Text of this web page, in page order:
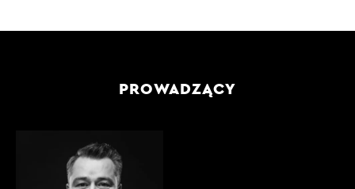
PROWADZĄCY